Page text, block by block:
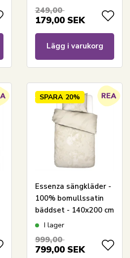
249,00
179,00 SEK
Lägg i varukorg
SPARA 20%
Essenza sängkläder -
100% bomullssatin
bäddset - 140x200 cm
- Floor Oyster
I lager
999,00
799,00 SEK